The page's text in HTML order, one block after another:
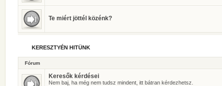
Te miért jöttél közénk?
KERESZTYÉN HITÜNK
Fórum
Keresők kérdései
Nem baj, ha még nem tudsz mindent, itt bátran kérdezhetsz.